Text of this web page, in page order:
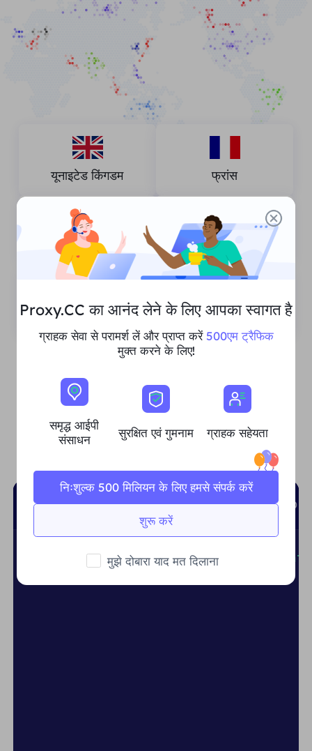
यूनाइटेड किंगडम फ्रांस
स्पेन जर्मनी
संयुक्त राज्य अमेरिका कनाडा
शीर्ष भाषाएँ समर्थित
आसानी से एकीकृत और अनुकूलन योग्य
shell python Node.js PHP GO
USER
Proxy.CC का आनंद लेने के लिए आपका स्वागत है
ग्राहक सेवा से परामर्श लें और प्राप्त करें 500एम ट्रैफिक
मुक्त करने के लिए!
समृद्ध आईपी
संसाधन
सुरक्षित एवं गुमनाम ग्राहक सहेयता
शुरू करें
निःशुल्क 500 मिलियन के लिए हमसे संपर्क करें
मुझे दोबारा याद मत दिलाना